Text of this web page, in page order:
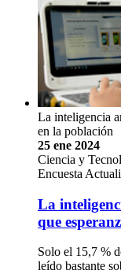
La inteligencia
en la población
25 ene 2024
Ciencia y
Encuesta
La
que
Solo el 15,7 %
leído bastante